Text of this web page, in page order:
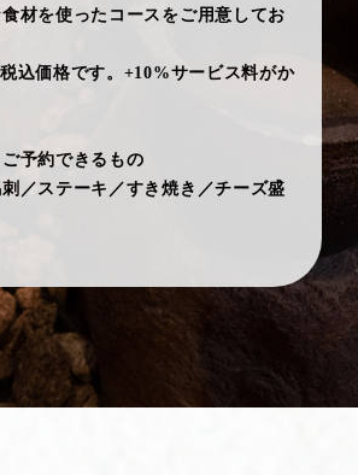
材を使ったコースをご用意してお
込価格です。+10%サービス料がか
予約できるもの
／ステーキ／すき焼き／チーズ盛